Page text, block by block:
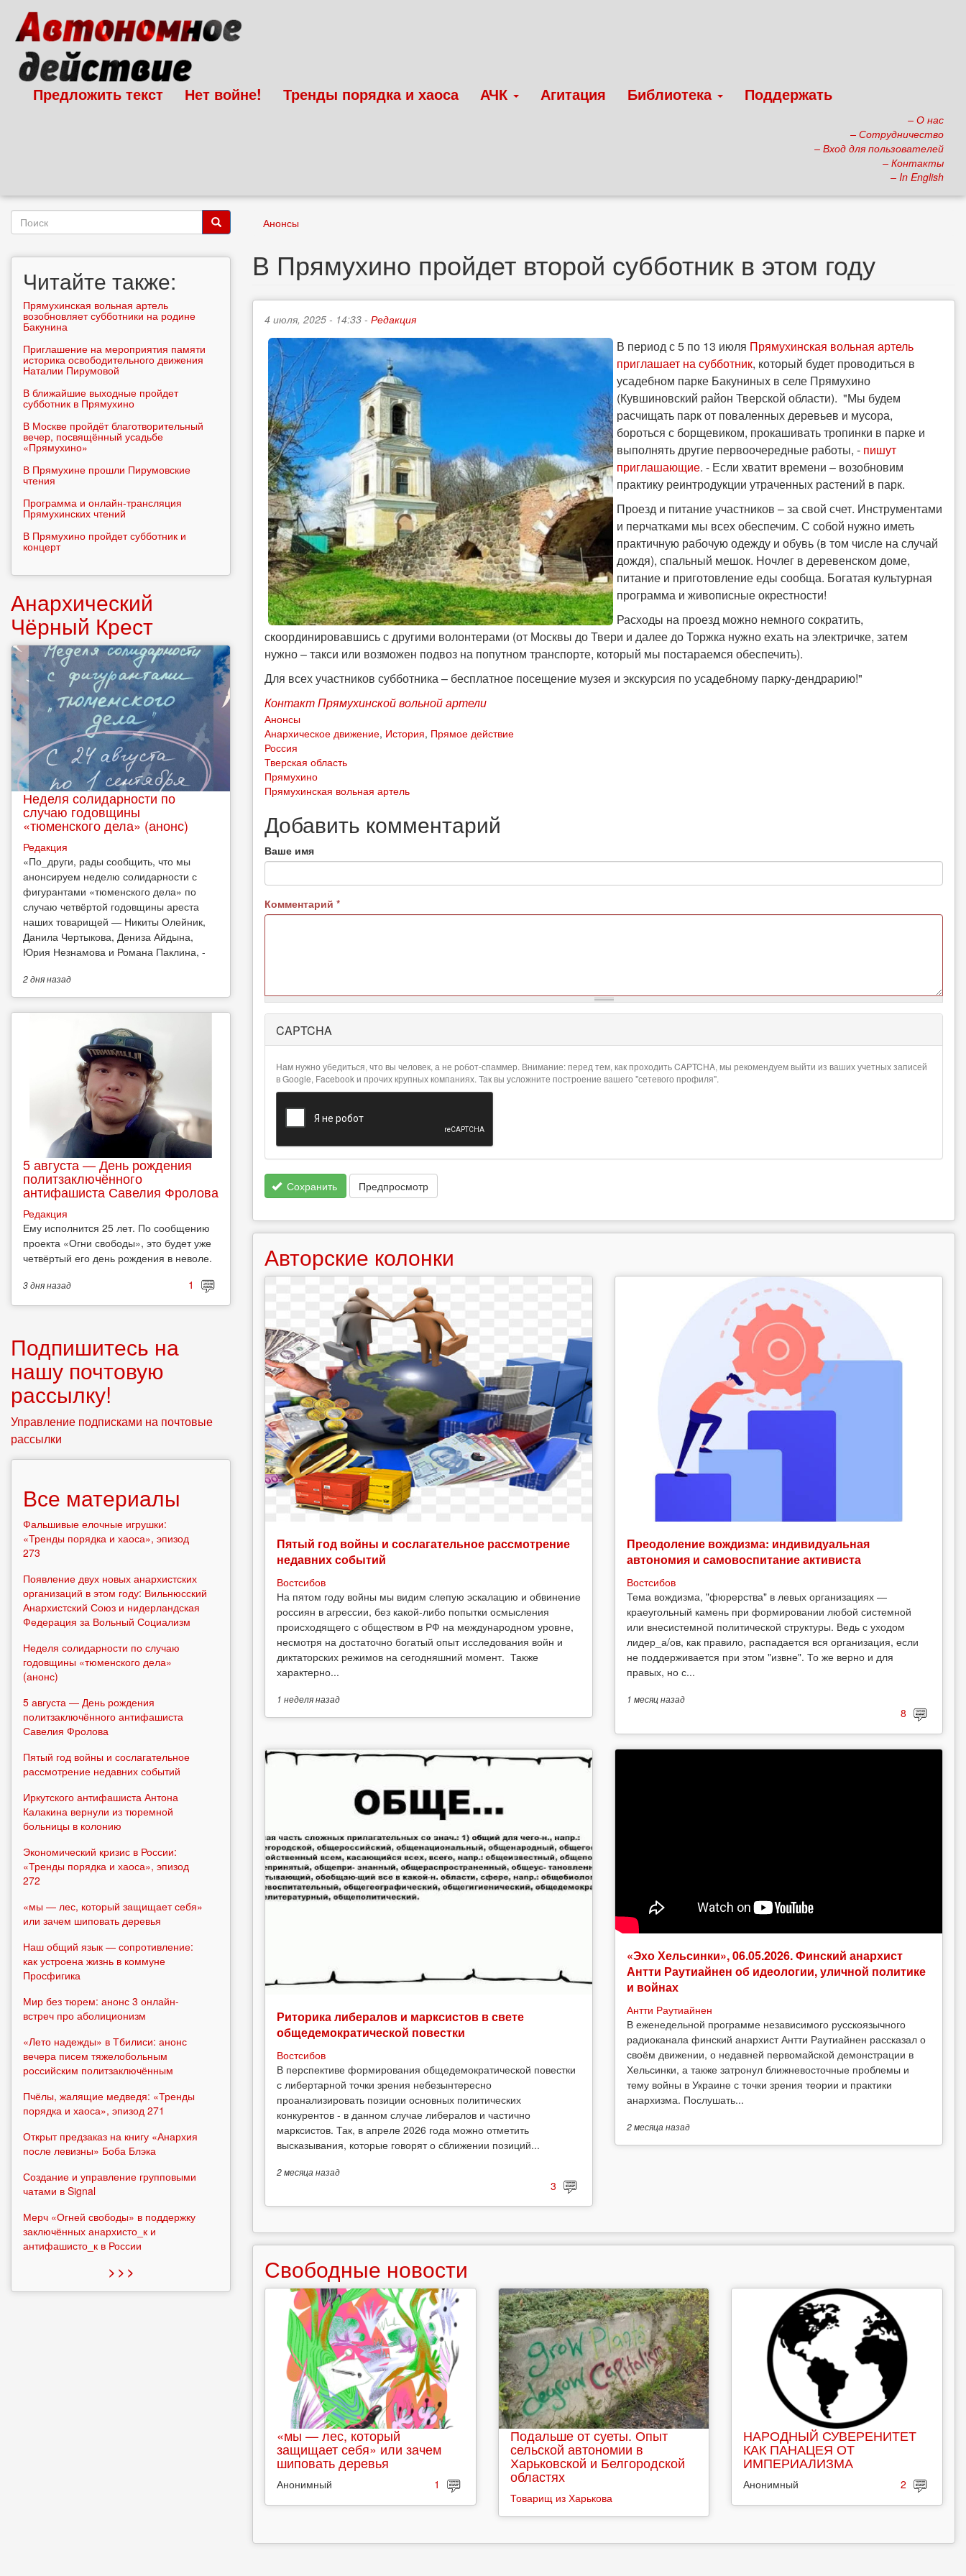
основному
содержанию
Предложить текст Нет войне! Тренды порядка и хаоса АЧК Агитация Библиотека Поддержать
– О нас
– Сотрудничество
– Вход для пользователей
– Контакты
– In English
Анонсы
В Прямухино пройдет второй субботник в этом году
4 июля, 2025 - 14:33 - Редакция
В период с 5 по 13 июля Прямухинская вольная артель
приглашает на субботник, который будет проводиться в
усадебном парке Бакуниных в селе Прямухино
(Кувшиновский район Тверской области). "Мы будем
расчищать парк от поваленных деревьев и мусора,
бороться с борщевиком, прокашивать тропинки в парке и
выполнять другие первоочередные работы, - пишут
приглашающие. - Если хватит времени – возобновим
практику реинтродукции утраченных растений в парк.
Проезд и питание участников – за свой счет. Инструментами
и перчатками мы всех обеспечим. С собой нужно иметь
практичную рабочую одежду и обувь (в том числе на случай
дождя), спальный мешок. Ночлег в деревенском доме,
питание и приготовление еды сообща. Богатая культурная
программа и живописные окрестности!
Расходы на проезд можно немного сократить,
скоординировавшись с другими волонтерами (от Москвы до Твери и далее до Торжка нужно ехать на электричке, затем
нужно – такси или возможен подвоз на попутном транспорте, который мы постараемся обеспечить).
Для всех участников субботника – бесплатное посещение музея и экскурсия по усадебному парку-дендрарию!"
Контакт Прямухинской вольной артели
Анонсы
Анархическое движение, История, Прямое действие
Россия
Тверская область
Прямухино
Прямухинская вольная артель
Добавить комментарий
Ваше имя
Комментарий *
информация
CAPTCHA
Нам нужно убедиться, что вы человек, а не робот-спаммер. Внимание: перед тем, как проходить CAPTCHA, мы рекомендуем выйти из ваших учетных записей
в Google, Facebook и прочих крупных компаниях. Так вы усложните построение вашего "сетевого профиля".
Сохранить Предпросмотр
Авторские колонки
Пятый год войны и сослагательное рассмотрение
недавних событий
Востсибов
На пятом году войны мы видим слепую эскалацию и обвинение
россиян в агрессии, без какой-либо попытки осмысления
происходящего с обществом в РФ на международном уровне,
несмотря на достаточно богатый опыт исследования войн и
диктаторских режимов на сегодняшний момент. Также
характерно...
1 неделяназад
Преодоление вождизма: индивидуальная
автономия и самовоспитание активиста
Востсибов
Тема вождизма, "фюрерства" в левых организациях —
краеугольный камень при формировании любой системной
или внесистемной политической структуры. Ведь с уходом
лидер_а/ов, как правило, распадается вся организация, если
не поддерживается при этом "извне". То же верно и для
правых, но с...
1 месяцназад
8
Риторика либералов и марксистов в свете
общедемократической повестки
Востсибов
В перспективе формирования общедемократической повестки
с либертарной точки зрения небезынтересно
проанализировать позиции основных политических
конкурентов - в данном случае либералов и частично
марксистов. Так, в апреле 2026 года можно отметить
высказывания, которые говорят о сближении позиций...
2 месяца назад
3
«Эхо Хельсинки», 06.05.2026. Финский анархист
Антти Раутиайнен об идеологии, уличной политике
и войнах
Антти Раутиайнен
В еженедельной программе независимого русскоязычного
радиоканала финский анархист Антти Раутиайнен рассказал о
своём движении, о недавней первомайской демонстрации в
Хельсинки, а также затронул ближневосточные проблемы и
тему войны в Украине с точки зрения теории и практики
анархизма. Послушать...
2 месяца назад
Свободные новости
«мы — лес, который
защищает себя» или зачем
шиповать деревья
Анонимный 1
Подальше от суеты. Опыт
сельской автономии в
Харьковской и Белгородской
областях
Товарищ из Харькова
НАРОДНЫЙ СУВЕРЕНИТЕТ
КАК ПАНАЦЕЯ ОТ
ИМПЕРИАЛИЗМА
Анонимный 2
Форма
Читайте также:
Прямухинская вольная артель
возобновляет субботники на родине
Бакунина
Приглашение на мероприятия памяти
историка освободительного движения
Наталии Пирумовой
В ближайшие выходные пройдет
субботник в Прямухино
В Москве пройдёт благотворительный
вечер, посвящённый усадьбе
«Прямухино»
В Прямухине прошли Пирумовские
чтения
Программа и онлайн-трансляция
Прямухинских чтений
В Прямухино пройдет субботник и
концерт
Анархический
Чёрный Крест
Неделя солидарности по
случаю годовщины
«тюменского дела» (анонс)
Редакция
​«По_други, рады сообщить, что мы
анонсируем неделю солидарности с
фигурантами «тюменского дела» по
случаю четвёртой годовщины ареста
наших товарищей — Никиты Олейник,
Данила Чертыкова, Дениза Айдына,
Юрия Незнамова и Романа Паклина, -
2 дняназад
5 августа — День рождения
политзаключённого
антифашиста Савелия Фролова
Редакция
Ему исполнится 25 лет. По сообщению
проекта «Огни свободы», это будет уже
четвёртый его день рождения в неволе.
3 дняназад 1
Подпишитесь на
нашу почтовую
рассылку!
Управление подписками на почтовые
рассылки
Все материалы
Фальшивые елочные игрушки:
«Тренды порядка и хаоса», эпизод
273
Появление двух новых анархистских
организаций в этом году: Вильнюсский
Анархистский Союз и нидерландская
Федерация за Вольный Социализм
Неделя солидарности по случаю
годовщины «тюменского дела»
(анонс)
5 августа — День рождения
политзаключённого антифашиста
Савелия Фролова
Пятый год войны и сослагательное
рассмотрение недавних событий
Иркутского антифашиста Антона
Калакина вернули из тюремной
больницы в колонию
Экономический кризис в России:
«Тренды порядка и хаоса», эпизод
272
«мы — лес, который защищает себя»
или зачем шиповать деревья
Наш общий язык — сопротивление:
как устроена жизнь в коммуне
Просфигика
Мир без тюрем: анонс 3 онлайн-
встреч про аболиционизм
«Лето надежды» в Тбилиси: анонс
вечера писем тяжелобольным
российским политзаключённым
Пчёлы, жалящие медведя: «Тренды
порядка и хаоса», эпизод 271
Открыт предзаказ на книгу «Анархия
после левизны» Боба Блэка
Создание и управление групповыми
чатами в Signal
Мерч «Огней свободы» в поддержку
заключённых анархисто_к и
антифашисто_к в России
> > >